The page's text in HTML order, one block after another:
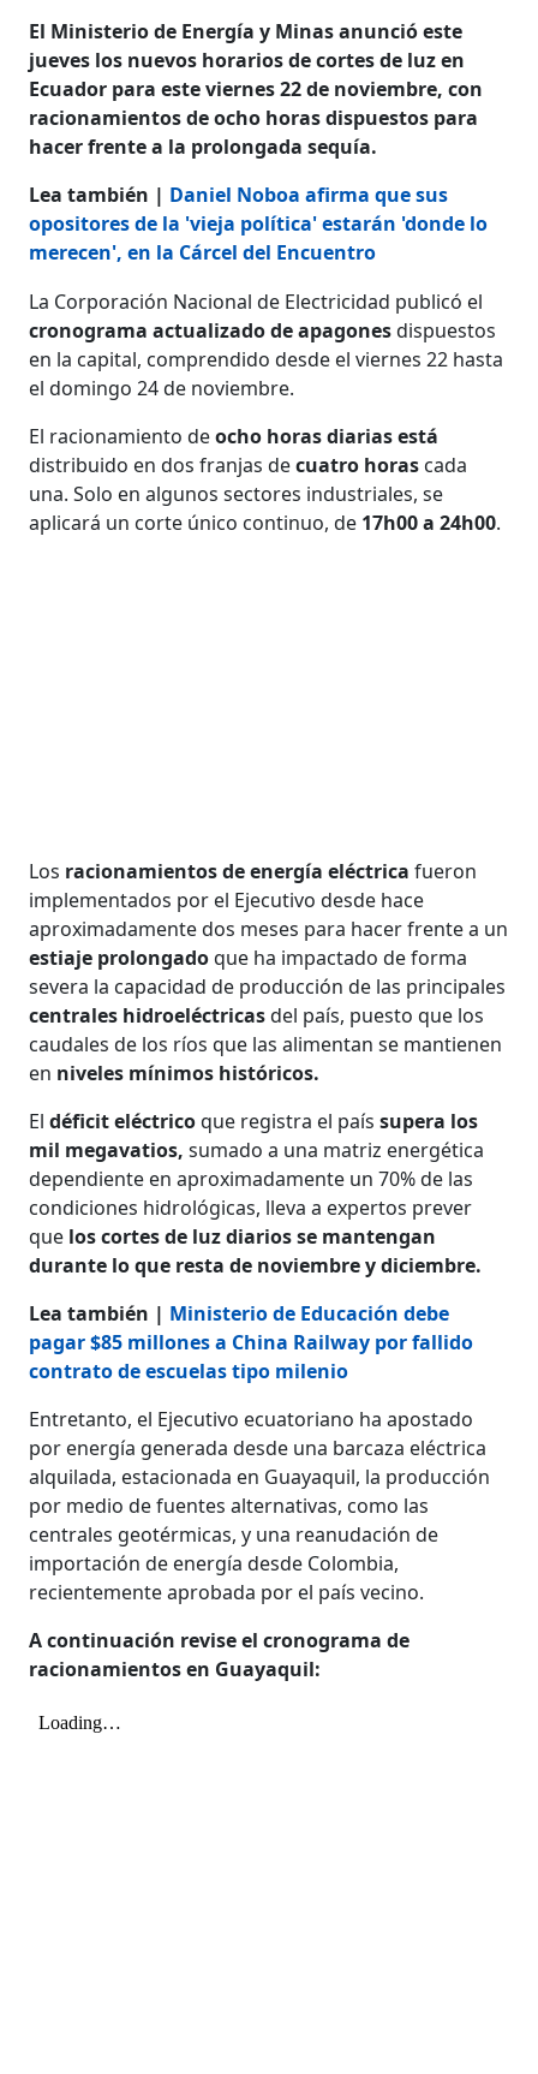
El Ministerio de Energía y Minas anunció este
jueves los nuevos horarios de cortes de luz en
Ecuador para este viernes 22 de noviembre, con
racionamientos de ocho horas dispuestos para
hacer frente a la prolongada sequía.
Lea también | Daniel Noboa afirma que sus
opositores de la 'vieja política' estarán 'donde lo
merecen', en la Cárcel del Encuentro
La Corporación Nacional de Electricidad publicó el
cronograma actualizado de apagonesdispuestos
en la capital, comprendido desde el viernes 22 hasta
el domingo 24 de noviembre.
El racionamiento deocho horas diarias está
distribuido en dos franjas decuatro horas cada
una. Solo en algunos sectores industriales, se
aplicará un corte único continuo, de 17h00 a 24h00.
Los racionamientos de energía eléctrica fueron
implementados por el Ejecutivo desde hace
aproximadamente dos meses para hacer frente a un
estiaje prolongadoque ha impactado de forma
severa la capacidad de producción de las principales
centrales hidroeléctricasdel país, puesto que los
caudales de los ríos que las alimentan se mantienen
en niveles mínimos históricos.
Eldéficit eléctricoque registra el país supera los
mil megavatios, sumado a una matriz energética
dependiente en aproximadamente un 70% de las
condiciones hidrológicas, lleva a expertos prever
que los cortes de luz diarios se mantengan
durante lo que resta de noviembre y diciembre.
Lea también | Ministerio de Educación debe
pagar $85 millones a China Railway por fallido
contrato de escuelas tipo milenio
Entretanto, el Ejecutivo ecuatoriano ha apostado
por energía generada desde una barcaza eléctrica
alquilada, estacionada en Guayaquil, la producción
por medio de fuentes alternativas, como las
centrales geotérmicas, y una reanudación de
importación de energía desde Colombia,
recientemente aprobada por el país vecino.
A continuación revise el cronograma de
racionamientos en Guayaquil: